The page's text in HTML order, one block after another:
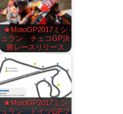
★MotoGP2017ミシ
ュラン チェコGP決
勝レースリリース
★MotoGP2017ミシ
ュラン ドイツGPプ